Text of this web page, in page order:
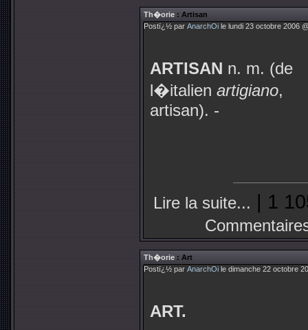
Th�orie : Artisan
Postï¿½ par AnarchOi le lundi 23 octobre 2006
ARTISAN n. m. (de
l�italien artigiano,
artisan). -
Lire la suite... | 1
Th�orie : Art
Postï¿½ par AnarchOi le dimanche 22 octobre
ART.